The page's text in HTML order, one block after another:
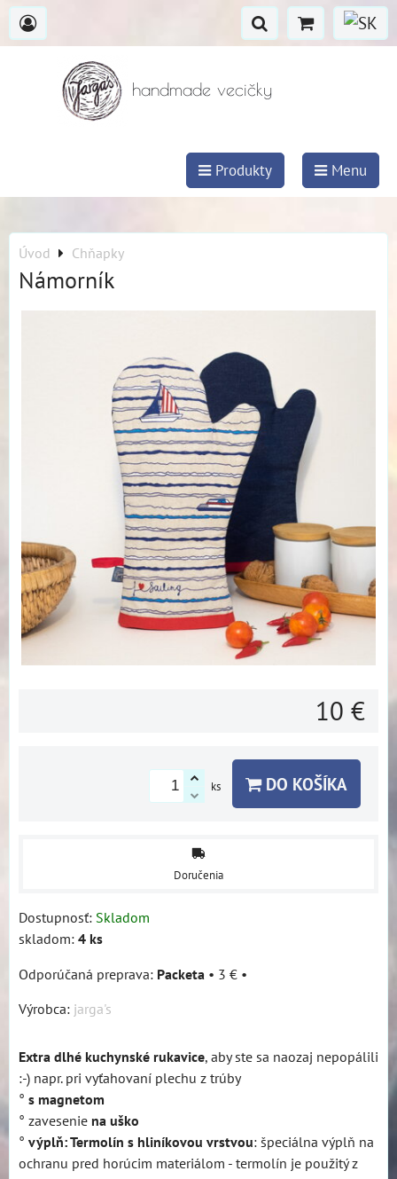
handmade vecičky
Produkty Menu
Úvod Chňapky
Námorník
10 €
ks DO KOŠÍKA
Doručenia
Dostupnosť: Skladom
skladom: 4 ks
Packeta • 3 € •
Výrobca: jarga's
Extra dlhé kuchynské rukavice, aby ste sa naozaj nepopálili
:-) napr. pri vyťahovaní plechu z trúby
° s magnetom
° zavesenie na uško
° výplň: Termolín s hliníkovou vrstvou: špeciálna výplň na
ochranu pred horúcim materiálom - termolín je použitý z